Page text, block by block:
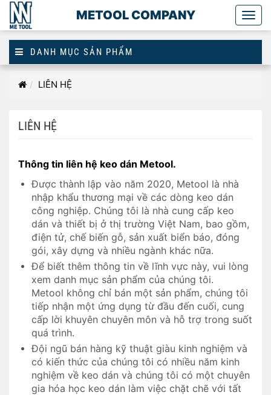
METOOL COMPANY
DANH MỤC SẢN PHẨM
TrangLIÊN HỆ
LIÊN HỆ
Thông tin liên hệ keo dán Metool.
Được thành lập vào năm 2020, Metool là nhà
nhập khẩu thương mại về các dòng keo dán
công nghiệp. Chúng tôi là nhà cung cấp keo
dán và thiết bị ở thị trường Việt Nam, bao gồm,
điện tử, chế biến gỗ, sản xuất biển báo, đóng
gói, xây dựng và nhiều ngành khác nữa.
Để biết thêm thông tin về lĩnh vực này, vui lòng
xem danh mục sản phẩm của chúng tôi.
Metool không chỉ bán một sản phẩm, chúng tôi
tiếp nhận một ứng dụng từ đầu đến cuối, cung
cấp lời khuyên chuyên môn và hỗ trợ trong suốt
quá trình.
Đội ngũ bán hàng kỹ thuật giàu kinh nghiệm và
có kiến ​​thức của chúng tôi có nhiều năm kinh
nghiệm về keo dán và chúng tôi có một chuyên
gia hóa học keo dán làm việc chặt chẽ với tất